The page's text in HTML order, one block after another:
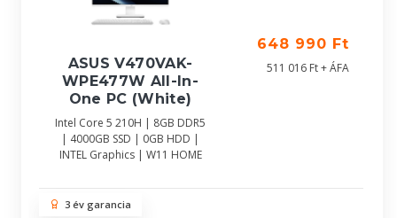
ASUS V470VAK-
WPE477W All-In-
One PC (White)
Intel Core 5 210H | 8GB DDR5
| 4000GB SSD | 0GB HDD |
INTEL Graphics | W11 HOME
648 990 Ft
511 016 Ft + ÁFA
3 év garancia